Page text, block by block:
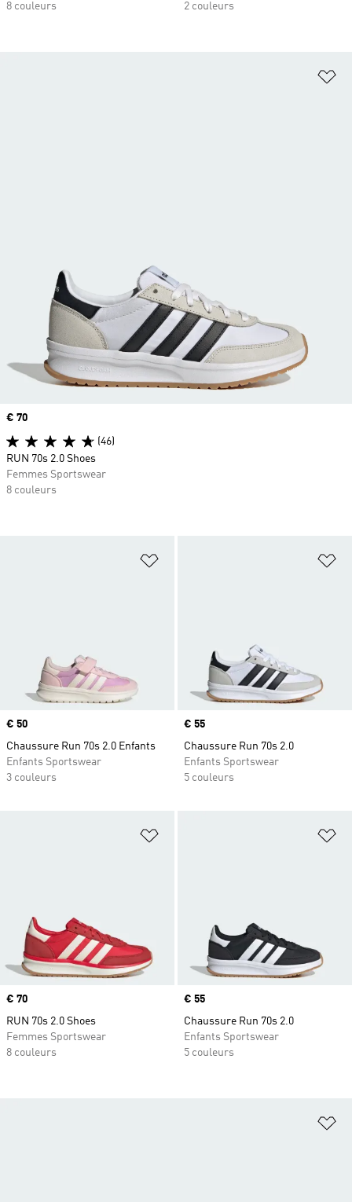
8 couleurs
2 couleurs
Ajouter à la Liste de produits
Prix
€ 50
Chaussure Run 70s 2.0 Enfants
Enfants Sportswear
3 couleurs
Prix
€ 55
Chaussure Run 70s 2.0
Enfants Sportswear
5 couleurs
Ajouter à la Liste de produits
Prix
€ 70
RUN 70s 2.0 Shoes
Femmes Sportswear
8 couleurs
Prix
€ 55
Chaussure Run 70s 2.0
Enfants Sportswear
5 couleurs
Prix
€ 70
(46)
RUN 70s 2.0 Shoes
Femmes Sportswear
8 couleurs